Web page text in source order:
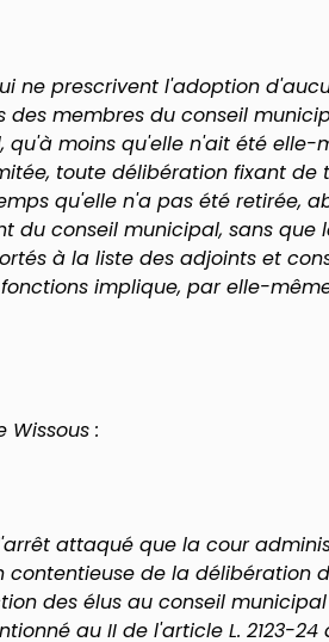
ne prescrivent l'adoption
membres du conseil
qu'à moins qu'elle n'ait été elle-
toute délibération fixant de
qu'elle n'a pas été retirée,
du conseil municipal, sans que
à la liste des adjoints et
implique, par elle-
:
attaqué que la cour
de la délibération
des élus au conseil municipal
au II de l'article L. 2123-